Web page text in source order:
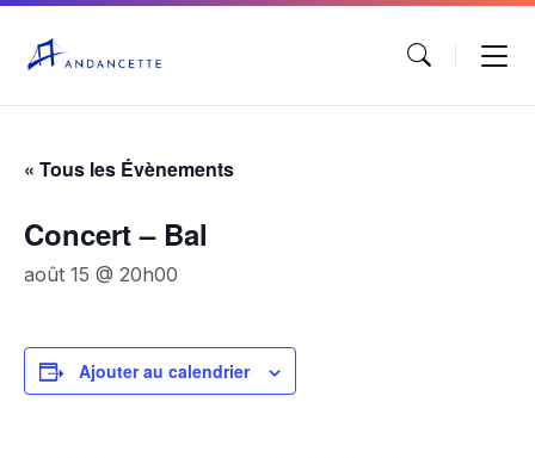
« Tous les Évènements
Concert – Bal
août 15 @ 20h00
Ajouter au calendrier